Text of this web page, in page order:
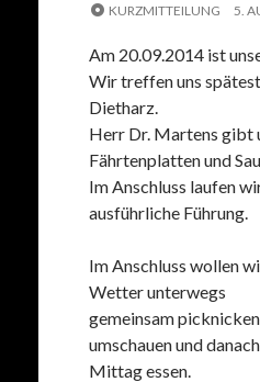
KURZMITTEILUNG
5.
Am 20.09.2014 ist
Wir treffen uns
Dietharz.
Herr Dr. Martens gibt
Fährtenplatten und
Im Anschluss laufen
ausführliche Führung.
Im Anschluss wollen
Wetter unterwegs
gemeinsam
umschauen und
Mittag essen.